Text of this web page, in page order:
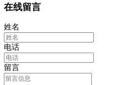
在线留言
姓名
电话
留言